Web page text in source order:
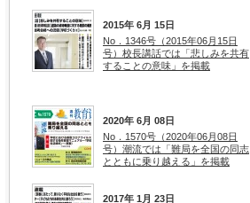
2015年 6月 15日
No．1346号（2015年06月15日
号）校長講話では「悲しみを共有
することの意味」を掲載
2020年 6月 08日
No．1570号（2020年06月08日
号）潮流では「難局を全国の同志
とともに乗り越える」を掲載
2017年 1月 23日